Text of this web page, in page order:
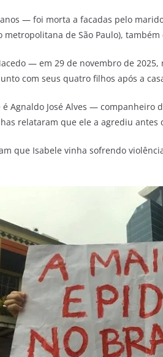
— foi morta a facadas pelo
metropolitana de São Paulo),
— em 29 de novembro de
com seus quatro filhos após a
é Agnaldo José Alves —
relataram que ele a agrediu antes
que Isabele vinha sofrendo